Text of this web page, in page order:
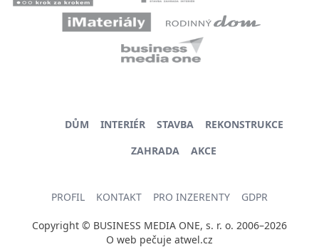
DŮM INTERIÉR STAVBA
REKONSTRUKCE
ZAHRADA
AKCE
PROFIL KONTAKT PRO INZERENTY GDPR
Copyright © BUSINESS MEDIA ONE, s. r. o. 2006–2026